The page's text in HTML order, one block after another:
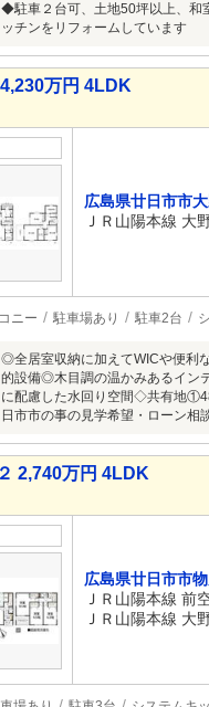
◆駐車２台可、土地50坪以上、和
ッチンをリフォームしています
万円 4LDK
広島県廿日市市大
ＪＲ山陽本線 大
ニー 駐車場あり 駐車2台
◎全居室収納に加えてWICや便利
的設備◎木目調の温かみあるイン
に配慮した水回り空間◇共有地
日市市の事の見学希望・ローン相
2,740万円 4LDK
広島県廿日市市
ＪＲ山陽本線 前
ＪＲ山陽本線 大